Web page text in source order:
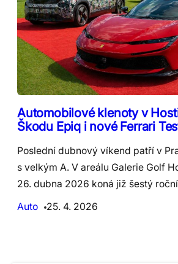
Automobilové klenoty v
Škodu Epiq i nové Ferrari
Poslední dubnový víkend patří v
s velkým A. V areálu Galerie Golf
26. dubna 2026 koná již šestý
Auto
25. 4. 2026